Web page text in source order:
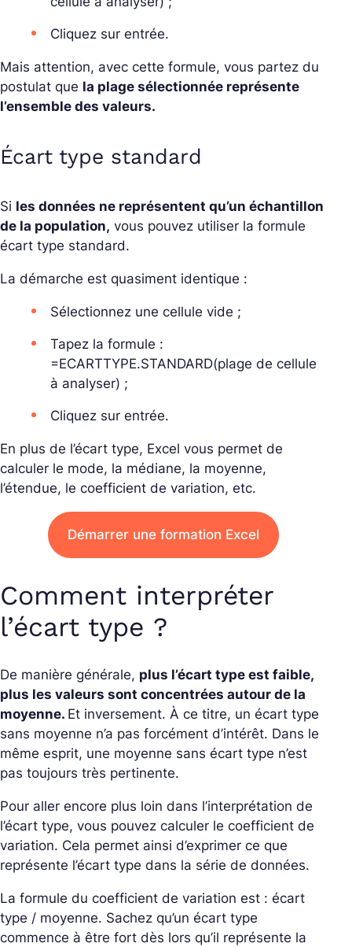
Cliquez sur entrée.
Mais attention, avec cette formule, vous partez du
postulat que la plage sélectionnée représente
l’ensemble des valeurs.
Écart type standard
Si les données ne représentent qu’un échantillon
de la population, vous pouvez utiliser la formule
écart type standard.
La démarche est quasiment identique :
Sélectionnez une cellule vide ;
Tapez la formule :
=ECARTTYPE.STANDARD(plage de cellule
à analyser) ;
Cliquez sur entrée.
En plus de l’écart type, Excel vous permet de
calculer le mode, la médiane, la moyenne,
l’étendue, le coefficient de variation, etc.
Démarrer une formation Excel
Comment interpréter
l’écart type ?
De manière générale, plus l’écart type est faible,
plus les valeurs sont concentrées autour de la
moyenne. Et inversement. À ce titre, un écart type
sans moyenne n’a pas forcément d’intérêt. Dans le
même esprit, une moyenne sans écart type n’est
pas toujours très pertinente.
Pour aller encore plus loin dans l’interprétation de
l’écart type, vous pouvez calculer le coefficient de
variation. Cela permet ainsi d’exprimer ce que
représente l’écart type dans la série de données.
La formule du coefficient de variation est : écart
type / moyenne. Sachez qu’un écart type
commence à être fort dès lors qu’il représente la